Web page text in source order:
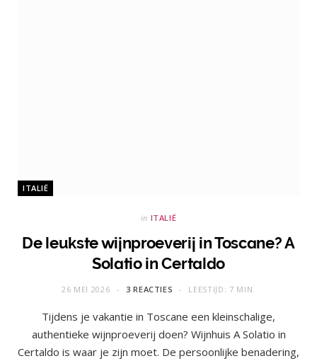
ITALIË
in ITALIË
De leukste wijnproeverij in Toscane? A
Solatio in Certaldo
26 MEI 2026 3 REACTIES LEESTIJD: 7 MIN.
Tijdens je vakantie in Toscane een kleinschalige,
authentieke wijnproeverij doen? Wijnhuis A Solatio in
Certaldo is waar je zijn moet. De persoonlijke benadering,